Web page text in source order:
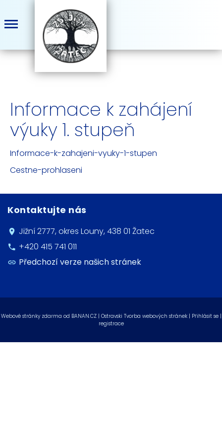
Informace k zahájení
výuky 1. stupeň
Informace-k-zahajeni-vyuky-1-stupen
Cestne-prohlaseni
Kontaktujte nás
Jižní 2777, okres Louny, 438 01 Žatec
+420 415 741 011
Předchozí verze našich stránek
Webové stránky zdarma od BANAN.CZ| Ostravski Tvorba webových stránek | Přihlásit se |
registrace